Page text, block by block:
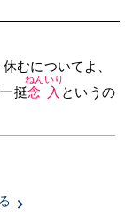
むについてよ、
挺念入
ねんいり
というの